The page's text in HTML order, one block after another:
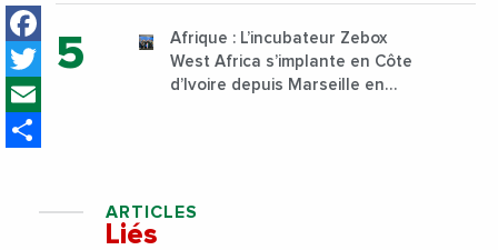
Facebook
Twitter
Afrique : L’incubateur Zebox
West Africa s’implante en Côte
d’Ivoire depuis Marseille en
ARTICLES
Liés